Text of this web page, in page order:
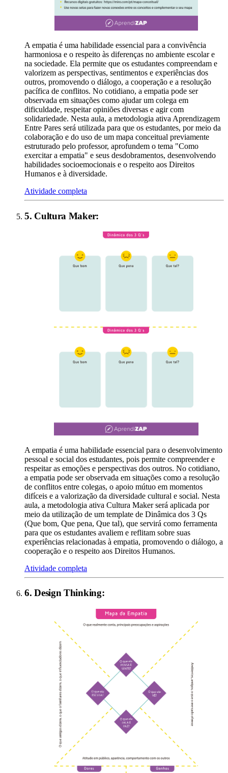
A empatia é uma habilidade essencial para a convivência
harmoniosa e o respeito às diferenças no ambiente escolar e
na sociedade. Ela permite que os estudantes compreendam e
valorizem as perspectivas, sentimentos e experiências dos
outros, promovendo o diálogo, a cooperação e a resolução
pacífica de conflitos. No cotidiano, a empatia pode ser
observada em situações como ajudar um colega em
dificuldade, respeitar opiniões diversas e agir com
solidariedade. Nesta aula, a metodologia ativa Aprendizagem
Entre Pares será utilizada para que os estudantes, por meio da
colaboração e do uso de um mapa conceitual previamente
estruturado pelo professor, aprofundem o tema "Como
exercitar a empatia" e seus desdobramentos, desenvolvendo
habilidades socioemocionais e o respeito aos Direitos
Humanos e à diversidade.
Atividade completa
5. Cultura Maker:
A empatia é uma habilidade essencial para o desenvolvimento
pessoal e social dos estudantes, pois permite compreender e
respeitar as emoções e perspectivas dos outros. No cotidiano,
a empatia pode ser observada em situações como a resolução
de conflitos entre colegas, o apoio mútuo em momentos
difíceis e a valorização da diversidade cultural e social. Nesta
aula, a metodologia ativa Cultura Maker será aplicada por
meio da utilização de um template de Dinâmica dos 3 Qs
(Que bom, Que pena, Que tal), que servirá como ferramenta
para que os estudantes avaliem e reflitam sobre suas
experiências relacionadas à empatia, promovendo o diálogo, a
cooperação e o respeito aos Direitos Humanos.
Atividade completa
6.Design Thinking: